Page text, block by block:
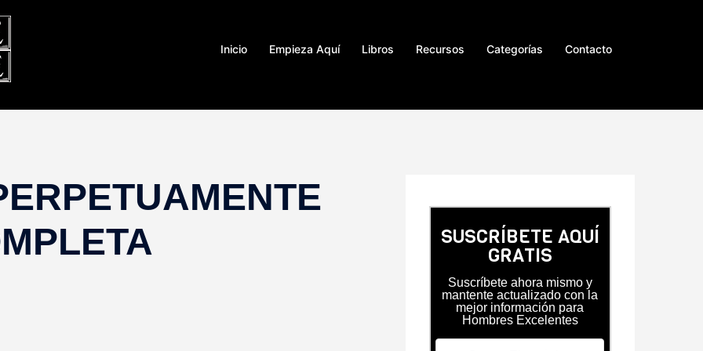
Inicio Empieza Aquí Libros Recursos Categorías Contacto
SUSCRÍBETE AQUÍ
GRATIS
Suscríbete ahora mismo y
mantente actualizado con la
mejor información para
Hombres Excelentes